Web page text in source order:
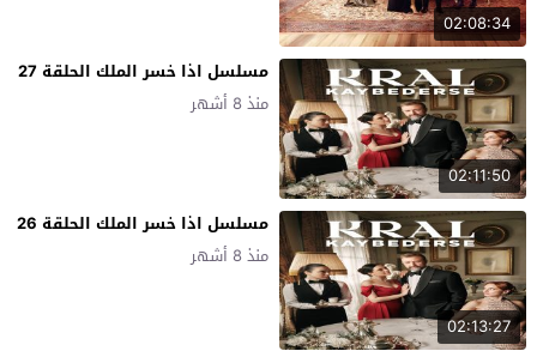
02:08:34
02:11:50
مسلسل اذا خسر الملك الحلقة 27
منذ 8 أشهر
02:13:27
مسلسل اذا خسر الملك الحلقة 26
منذ 8 أشهر